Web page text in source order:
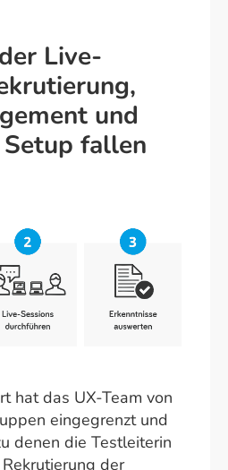
Live-
und
fallen
hat das UX-Team von
eingegrenzt und
denen die Testleiterin
der